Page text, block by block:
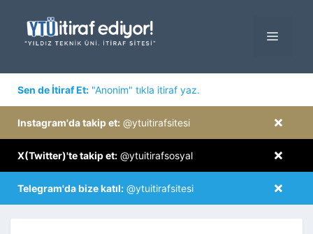
MENÜ
Sen de İtiraf Et: "Anonim" tıkla itiraf yaz.
×
Instagram'da takip et: @ytuitirafsitesi
×
X(Twitter)'te takip et: @ytuitirafsosyal
×
Telegram'da bize katıl: @ytuitirafsitesi